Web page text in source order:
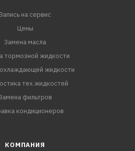
Запись на сервис
Цены
Замена масла
тормозной жидкости
жидкости
тех.жидкостей
фильтров
кондиционеров
КОМПАНИЯ